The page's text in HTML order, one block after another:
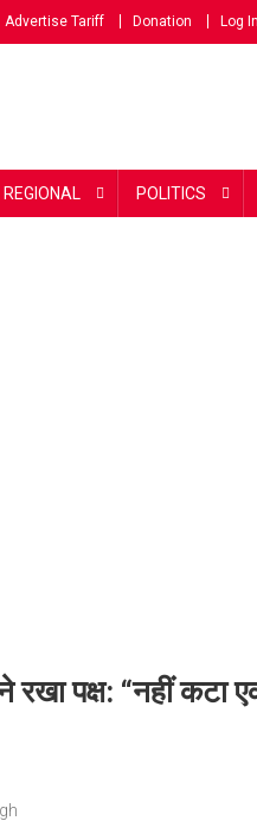
Advertise Tariff Donation Log In
REGIONAL POLITICS
पक्ष: “नहीं कटा